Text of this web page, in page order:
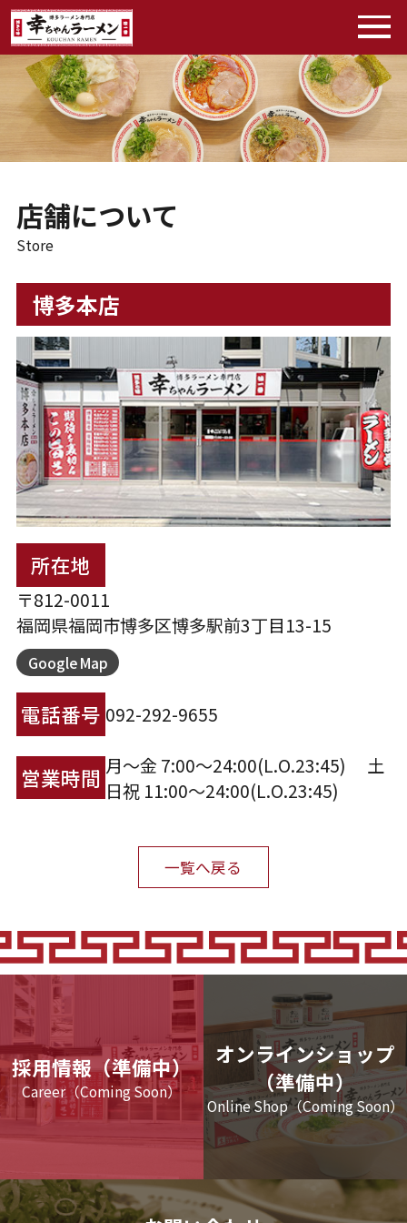
店舗について
Store
博多本店
所在地
〒812-0011
福岡県福岡市博多区博多駅前3丁目13-15
Google Map
電話番号 092-292-9655
営業時間 月〜金 7:00～24:00(L.O.23:45) 土
日祝 11:00～24:00(L.O.23:45)
一覧へ戻る
採用情報（準備中）
Career（Coming Soon）
オンラインショップ
（準備中）
Online Shop（Coming Soon）